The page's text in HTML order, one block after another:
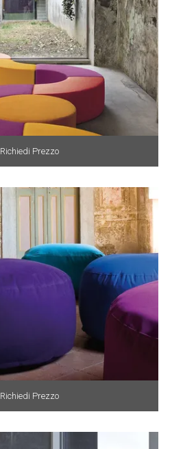
Richiedi Prezzo
Richiedi Prezzo